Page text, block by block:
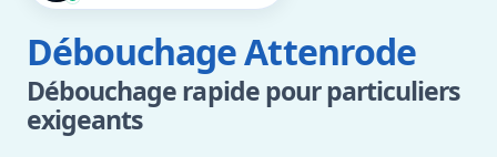
Débouchage Attenrode
Débouchage rapide pour particuliers
exigeants